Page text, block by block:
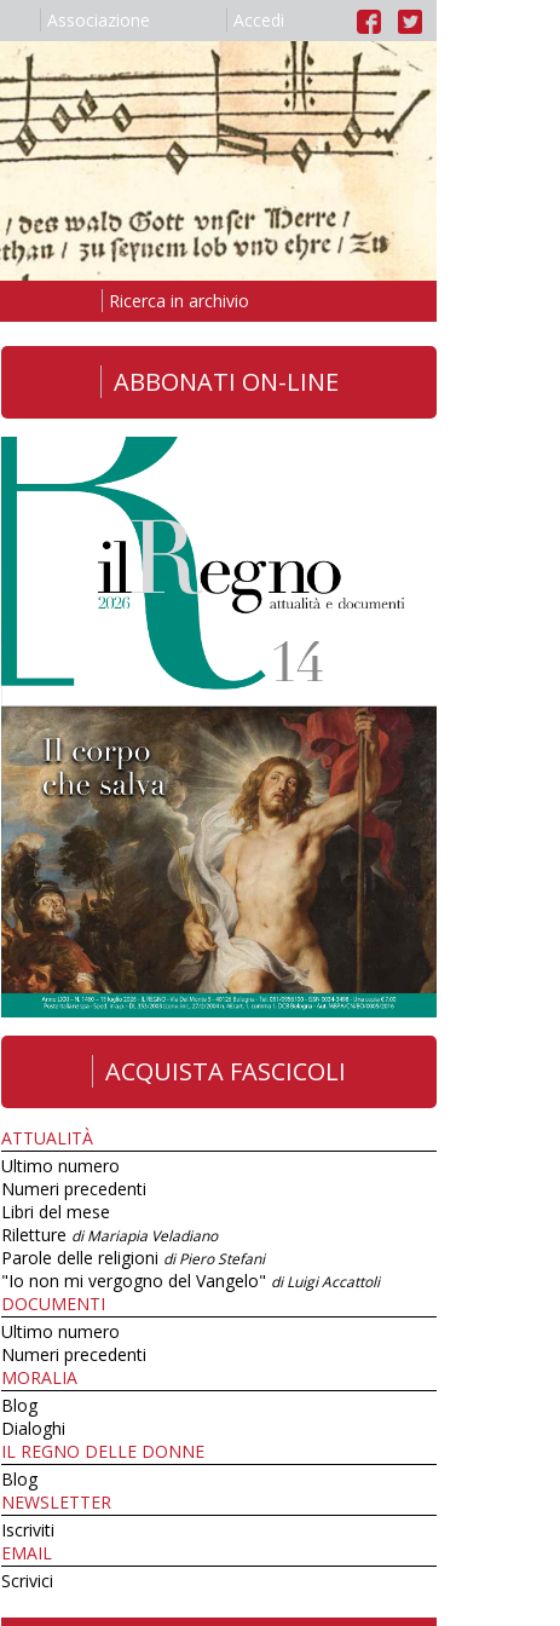
Associazione Accedi
Ricerca in archivio
ABBONATI ON-LINE
ACQUISTA FASCICOLI
ATTUALITÀ
Ultimo numero
Numeri precedenti
Libri del mese
Riletture di Mariapia Veladiano
Parole delle religioni di Piero Stefani
"Io non mi vergogno del Vangelo" di Luigi Accattoli
DOCUMENTI
Ultimo numero
Numeri precedenti
MORALIA
Blog
Dialoghi
IL REGNO DELLE DONNE
Blog
NEWSLETTER
Iscriviti
EMAIL
Scrivici